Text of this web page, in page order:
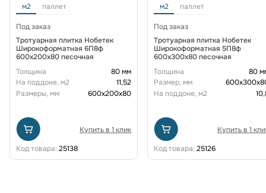
м2 паллет
Под заказ
Тротуарная плитка Нобетек
Широкоформатная 6П8ф
600x200x80 песочная
Толщина
80 мм
На поддоне, м2
11,52
Размеры, мм
600х200х80
Купить в 1 клик
Код товара: 25138
м2 паллет
Под заказ
Тротуарная плитка Нобетек
Широкоформатная 5П8ф
600x300x80 песочная
Толщина
80
Размер, мм
На поддоне, м2
Купить в 1
Код товара: 25126